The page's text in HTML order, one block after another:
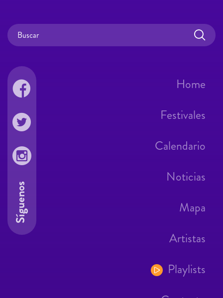
Home
Festivales
Calendario
Noticias
Mapa
Artistas
Playlists
Síguenos